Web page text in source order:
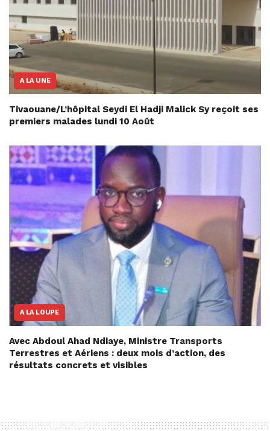
A LA UNE
Tivaouane/L’hôpital Seydi El Hadji Malick Sy reçoit ses
premiers malades lundi 10 Août
A LA LOUPE
Avec Abdoul Ahad Ndiaye, Ministre Transports
Terrestres et Aériens : deux mois d’action, des
résultats concrets et visibles